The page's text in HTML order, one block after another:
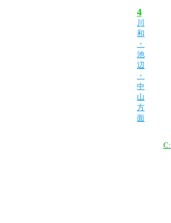
4
川
和
・
池
辺
・
中
山
方
面
C: